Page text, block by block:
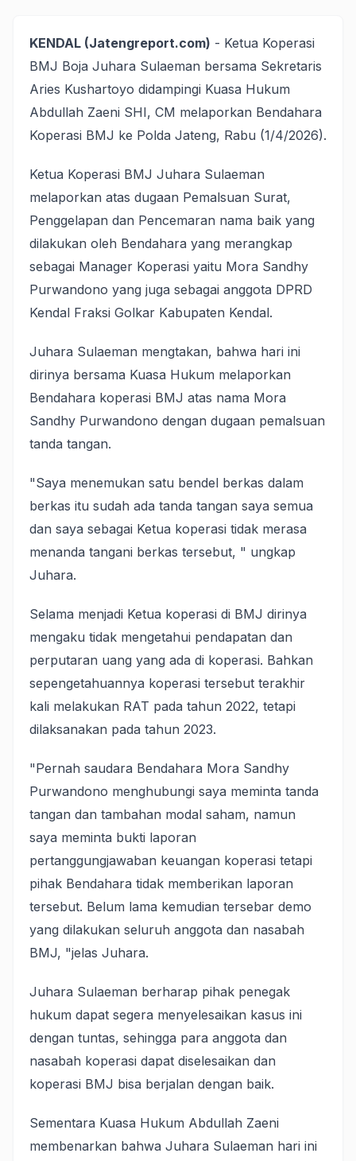
KENDAL (Jatengreport.com) - Ketua Koperasi
BMJ Boja Juhara Sulaeman bersama Sekretaris
Aries Kushartoyo didampingi Kuasa Hukum
Abdullah Zaeni SHI, CM melaporkan Bendahara
Koperasi BMJ ke Polda Jateng, Rabu (1/4/2026).
Ketua Koperasi BMJ Juhara Sulaeman
melaporkan atas dugaan Pemalsuan Surat,
Penggelapan dan Pencemaran nama baik yang
dilakukan oleh Bendahara yang merangkap
sebagai Manager Koperasi yaitu Mora Sandhy
Purwandono yang juga sebagai anggota DPRD
Kendal Fraksi Golkar Kabupaten Kendal.
Juhara Sulaeman mengtakan, bahwa hari ini
dirinya bersama Kuasa Hukum melaporkan
Bendahara koperasi BMJ atas nama Mora
Sandhy Purwandono dengan dugaan pemalsuan
tanda tangan.
"Saya menemukan satu bendel berkas dalam
berkas itu sudah ada tanda tangan saya semua
dan saya sebagai Ketua koperasi tidak merasa
menanda tangani berkas tersebut, " ungkap
Juhara.
Selama menjadi Ketua koperasi di BMJ dirinya
mengaku tidak mengetahui pendapatan dan
perputaran uang yang ada di koperasi. Bahkan
sepengetahuannya koperasi tersebut terakhir
kali melakukan RAT pada tahun 2022, tetapi
dilaksanakan pada tahun 2023.
"Pernah saudara Bendahara Mora Sandhy
Purwandono menghubungi saya meminta tanda
tangan dan tambahan modal saham, namun
saya meminta bukti laporan
pertanggungjawaban keuangan koperasi tetapi
pihak Bendahara tidak memberikan laporan
tersebut. Belum lama kemudian tersebar demo
yang dilakukan seluruh anggota dan nasabah
BMJ, "jelas Juhara.
Juhara Sulaeman berharap pihak penegak
hukum dapat segera menyelesaikan kasus ini
dengan tuntas, sehingga para anggota dan
nasabah koperasi dapat diselesaikan dan
koperasi BMJ bisa berjalan dengan baik.
Sementara Kuasa Hukum Abdullah Zaeni
membenarkan bahwa Juhara Sulaeman hari ini